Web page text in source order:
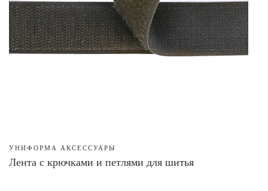
УНИФОРМА АКСЕССУАРЫ
Лента с крючками и петлями для шитья